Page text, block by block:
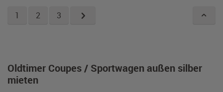
Oldtimer Coupes / Sportwagen außen silber
mieten
1 2 3